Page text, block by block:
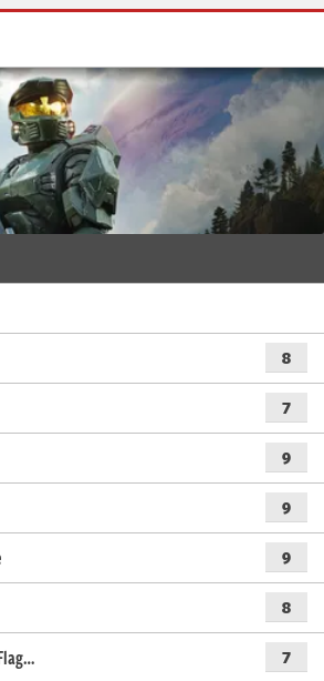
8
7
9
9
9
8
7